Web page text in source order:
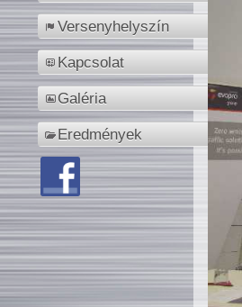
Versenyhelyszín
Kapcsolat
Galéria
Eredmények